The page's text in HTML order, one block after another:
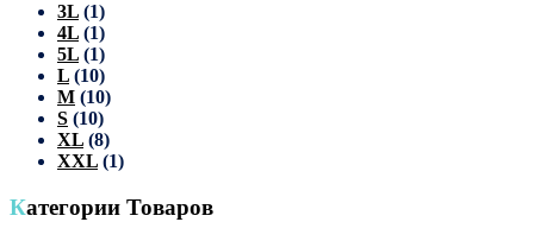
3L (1)
4L (1)
5L (1)
L (10)
M (10)
S (10)
XL (8)
XXL (1)
Категории Товаров